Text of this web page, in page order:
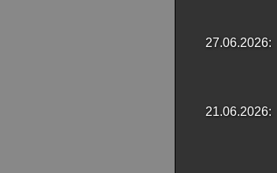
27.06.2026:
21.06.2026: